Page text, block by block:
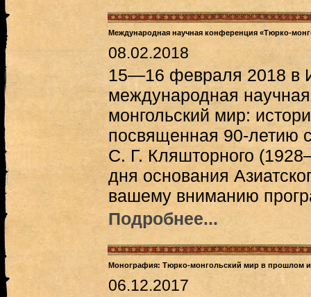
Международная научная конференция «Тюрко-
08.02.2018
15—16 февраля 2018 в
международная
монгольский мир:
посвященная 90-летию
С. Г. Кляшторного
дня основания
вашему вниманию
Подробнее...
Монография: Тюрко-монгольский мир в прошлом и
06.12.2017